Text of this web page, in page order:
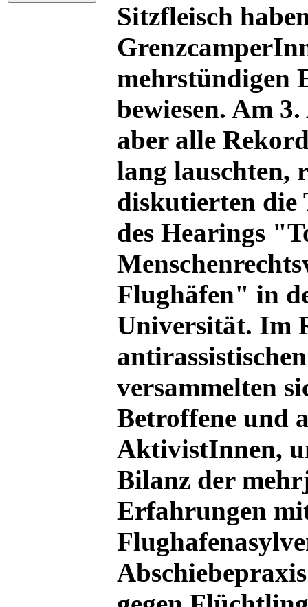
Sitzfleisch
mehrstündigen
bewiesen. Am
aber alle
lang lauschten,
diskutierten die
des Hearings
Flughäfen" in
Universität. Im
versammelten
Betroffene und
AktivistInnen,
Bilanz der
Erfahrungen